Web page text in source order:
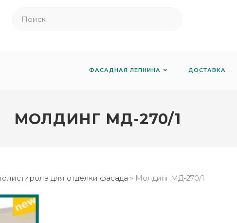
ФАСАДНАЯ ЛЕПНИНА ДОСТАВКА
МОЛДИНГ МД-270/1
для отделки фасада » Молдинг МД-270/1